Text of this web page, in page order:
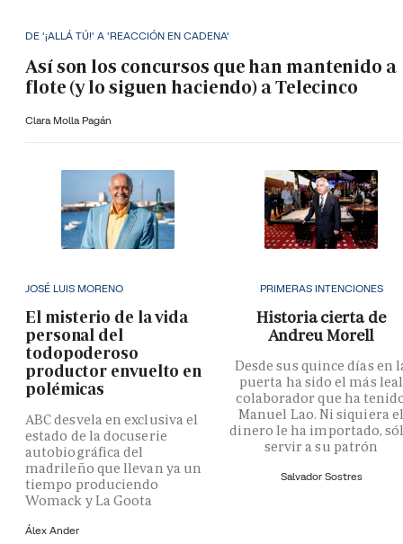
DE '¡ALLÁ TÚ!' A 'REACCIÓN EN CADENA'
Así son los concursos que han mantenido a
flote (y lo siguen haciendo) a Telecinco
Clara Molla Pagán
JOSÉ LUIS MORENO
El misterio de la vida
personal del
todopoderoso
productor envuelto en
polémicas
ABC desvela en exclusiva el
estado de la docuserie
autobiográfica del
madrileño que llevan ya un
tiempo produciendo
Womack y La Goota
Álex Ander
PRIMERAS INTENCIONES
Historia cierta de
Andreu Morell
Desde sus quince días en
puerta ha sido el más leal
colaborador que ha
Manuel Lao. Ni siquiera
dinero le ha importado,
servir a su patrón
Salvador Sostres